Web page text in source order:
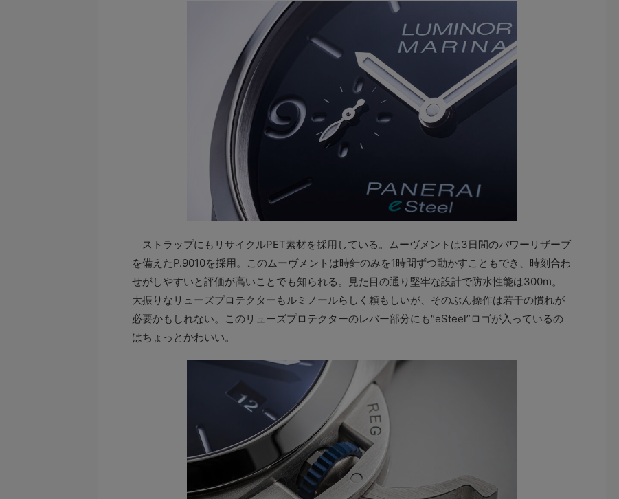
ストラップにもリサイクルPET素材を採用している。ムーヴメントは3日間のパワーリザーブ
を備えたP.9010を採用。このムーヴメントは時針のみを1時間ずつ動かすこともでき、時刻合わ
せがしやすいと評価が高いことでも知られる。見た目の通り堅牢な設計で防水性能は300m。
大振りなリューズプロテクターもルミノールらしく頼もしいが、そのぶん操作は若干の慣れが
必要かもしれない。このリューズプロテクターのレバー部分にも“eSteel”ロゴが入っているの
はちょっとかわいい。